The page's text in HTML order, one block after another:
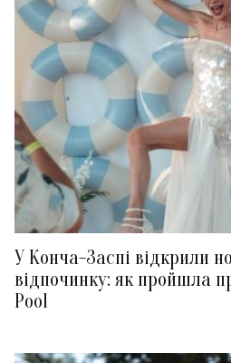
У Конча-Заспі відкрили
відпочинку: як пройшла
Pool